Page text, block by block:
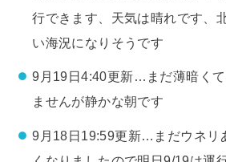
行できます、天気は晴れです、
い海況になりそうです
9月19日4:40更新…まだ薄暗く
ませんが静かな朝です
9月18日19:59更新…まだウネリ